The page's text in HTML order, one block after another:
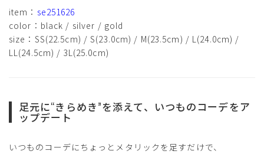
item： se251626
color：black / silver / gold
size：SS(22.5cm) / S(23.0cm) / M(23.5cm) / L(24.0cm) /
LL(24.5cm) / 3L(25.0cm)
足元に“きらめき”を添えて、いつものコーデをア
ップデート
いつものコーデにちょっとメタリックを足すだけで、